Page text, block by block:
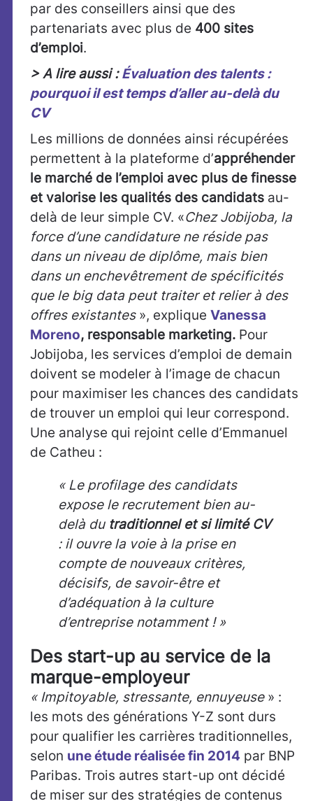
par des conseillers ainsi que des
partenariats avec plus de 400 sites
d’emploi.
> A lire aussi :Évaluation des talents :
pourquoi il est temps d’aller au-delà du
CV
Les millions de données ainsi récupérées
permettent à la plateforme d’appréhender
le marché de l’emploi avec plus de finesse
et valorise les qualités des candidats au-
delà de leur simple CV. «Chez Jobijoba, la
force d’une candidature ne réside pas
dans un niveau de diplôme, mais bien
dans un enchevêtrement de spécificités
que le big data peut traiter et relier à des
offres existantes», explique Vanessa
Moreno, responsable marketing. Pour
Jobijoba, les services d’emploi de demain
doivent se modeler à l’image de chacun
pour maximiser les chances des candidats
de trouver un emploi qui leur correspond.
Une analyse qui rejoint celle d’Emmanuel
de Catheu :
« Le profilage des candidats
expose le recrutement bien au-
delà du traditionnel et si limité CV
: il ouvre la voie à la prise en
compte de nouveaux critères,
décisifs, de savoir-être et
d’adéquation à la culture
d’entreprise notamment ! »
Des start-up au service de la
marque-employeur
« Impitoyable, stressante, ennuyeuse » :
les mots des générations Y-Z sont durs
pour qualifier les carrières traditionnelles,
selon une étude réalisée fin 2014 par BNP
Paribas. Trois autres start-up ont décidé
de miser sur des stratégies de contenus